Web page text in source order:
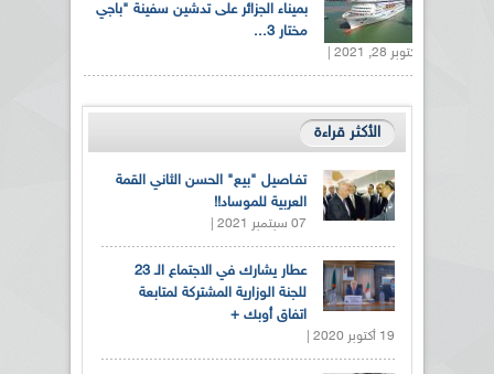
بميناء الجزائر على تدشين سفينة "باجي
مختار 3...
أكتوبر 28, 2021 |
الأكثر قراءة
تفـاصيل "بيع" الحسن الثاني القمة
العربية للموساد!!
07 سبتمبر 2021 |
عطار يشارك في الاجتماع الـ 23
للجنة الوزارية المشتركة لمتابعة
اتفاق أوبك +
19 أكتوبر 2020 |